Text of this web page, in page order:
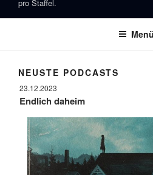
pro Staffel.
Menü
NEUSTE PODCASTS
23.12.2023
Endlich daheim